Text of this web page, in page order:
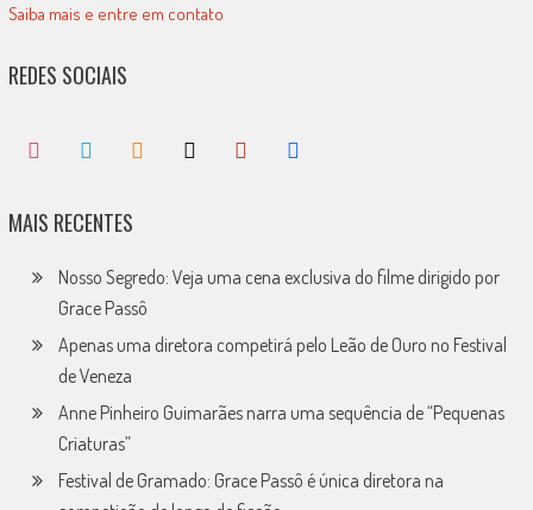
Saiba mais e entre em contato
REDES SOCIAIS
MAIS RECENTES
Nosso Segredo: Veja uma cena exclusiva do filme dirigido por
Grace Passô
Apenas uma diretora competirá pelo Leão de Ouro no Festival
de Veneza
Anne Pinheiro Guimarães narra uma sequência de “Pequenas
Criaturas”
Festival de Gramado: Grace Passô é única diretora na